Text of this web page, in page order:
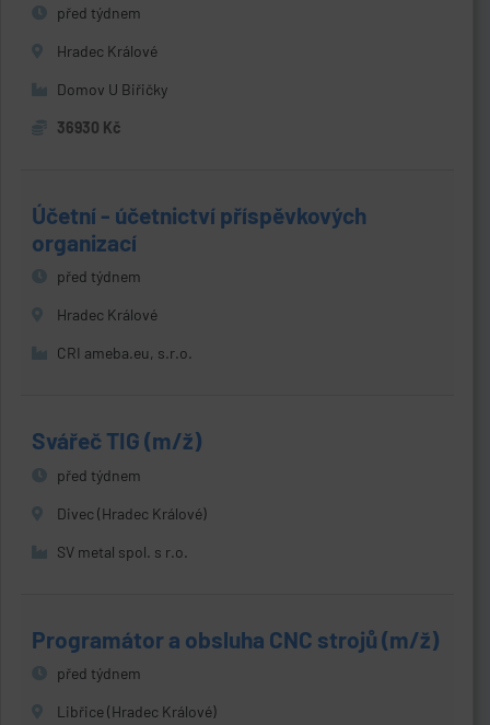
před týdnem
Hradec Králové
Domov U Biřičky
36930 Kč
Účetní - účetnictví příspěvkových
organizací
před týdnem
Hradec Králové
CRI ameba.eu, s.r.o.
Svářeč TIG (m/ž)
před týdnem
Divec (Hradec Králové)
SV metal spol. s r.o.
Programátor a obsluha CNC strojů (m/ž)
před týdnem
Libřice (Hradec Králové)